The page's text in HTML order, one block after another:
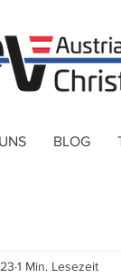
BLOG
1 Min. Lesezeit